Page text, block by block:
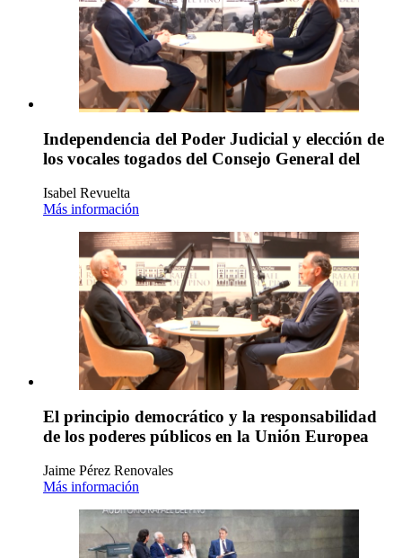
Independencia del Poder Judicial y elección de
los vocales togados del Consejo General del
Isabel Revuelta
Más información
El principio democrático y la responsabilidad
de los poderes públicos en la Unión Europea
Jaime Pérez Renovales
Más información